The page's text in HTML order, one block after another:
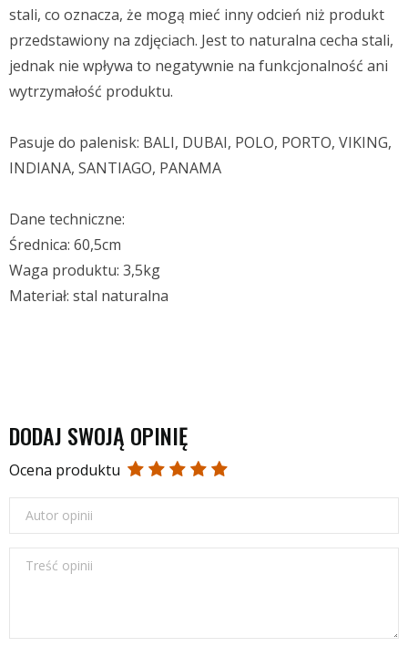
stali, co oznacza, że mogą mieć inny odcień niż produkt
przedstawiony na zdjęciach. Jest to naturalna cecha stali,
jednak nie wpływa to negatywnie na funkcjonalność ani
wytrzymałość produktu.
Pasuje do palenisk: BALI, DUBAI, POLO, PORTO, VIKING,
INDIANA, SANTIAGO, PANAMA
Dane techniczne:
Średnica: 60,5cm
Waga produktu: 3,5kg
Materiał: stal naturalna
DODAJ SWOJĄ OPINIĘ
Ocena produktu
Autor opinii
Treść opinii